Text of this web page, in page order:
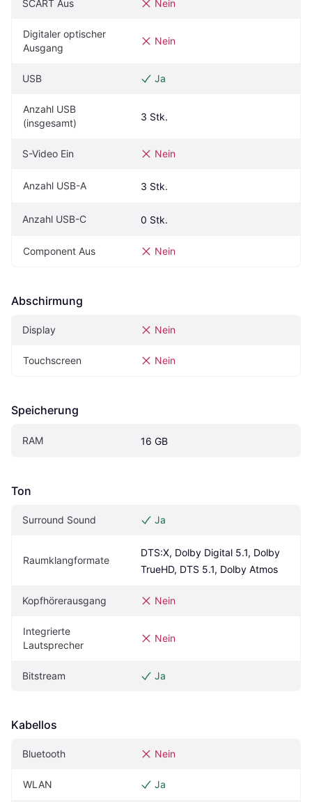
SCART Aus Nein
Digitaler optischer
Ausgang
Nein
USB Ja
Anzahl USB
(insgesamt)
3 Stk.
S-Video Ein Nein
Anzahl USB-A 3 Stk.
Anzahl USB-C 0 Stk.
Component Aus Nein
Abschirmung
Display Nein
Touchscreen Nein
Speicherung
RAM 16 GB
Ton
Surround Sound Ja
Raumklangformate
DTS:X, Dolby Digital 5.1, Dolby
TrueHD, DTS 5.1, Dolby Atmos
Kopfhörerausgang Nein
Integrierte
Lautsprecher
Nein
Bitstream Ja
Kabellos
Bluetooth Nein
WLAN Ja